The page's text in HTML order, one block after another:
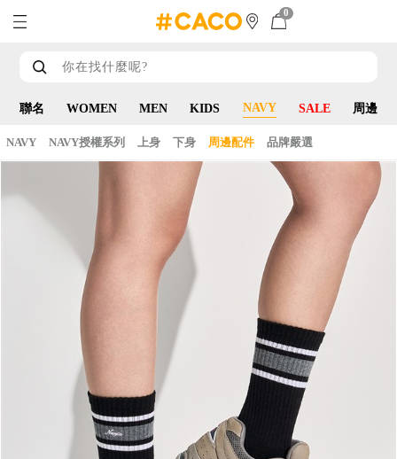
0
聯名 WOMEN MEN KIDS NAVY SALE 周邊
NAVY NAVY授權系列 上身 下身 周邊配件 品牌嚴選